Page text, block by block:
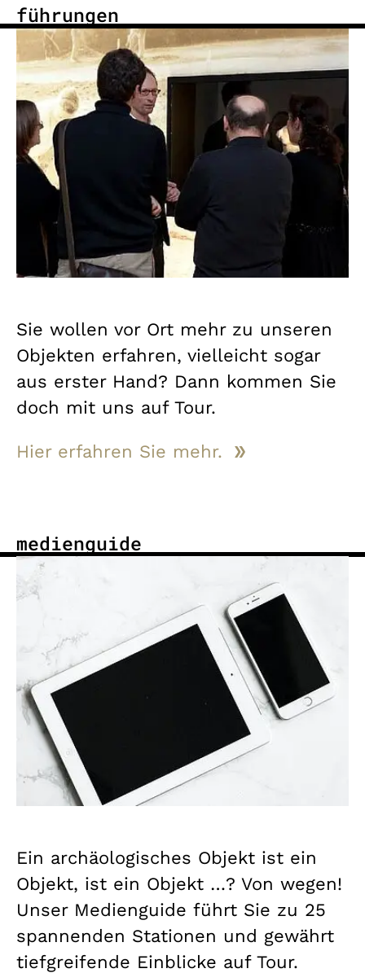
führungen
Sie wollen vor Ort mehr zu unseren
Objekten erfahren, vielleicht sogar
aus erster Hand? Dann kommen Sie
doch mit uns auf Tour.
Hier erfahren Sie mehr.
medienguide
Ein archäologisches Objekt ist ein
Objekt, ist ein Objekt …? Von wegen!
Unser Medienguide führt Sie zu 25
spannenden Stationen und gewährt
tiefgreifende Einblicke auf Tour.